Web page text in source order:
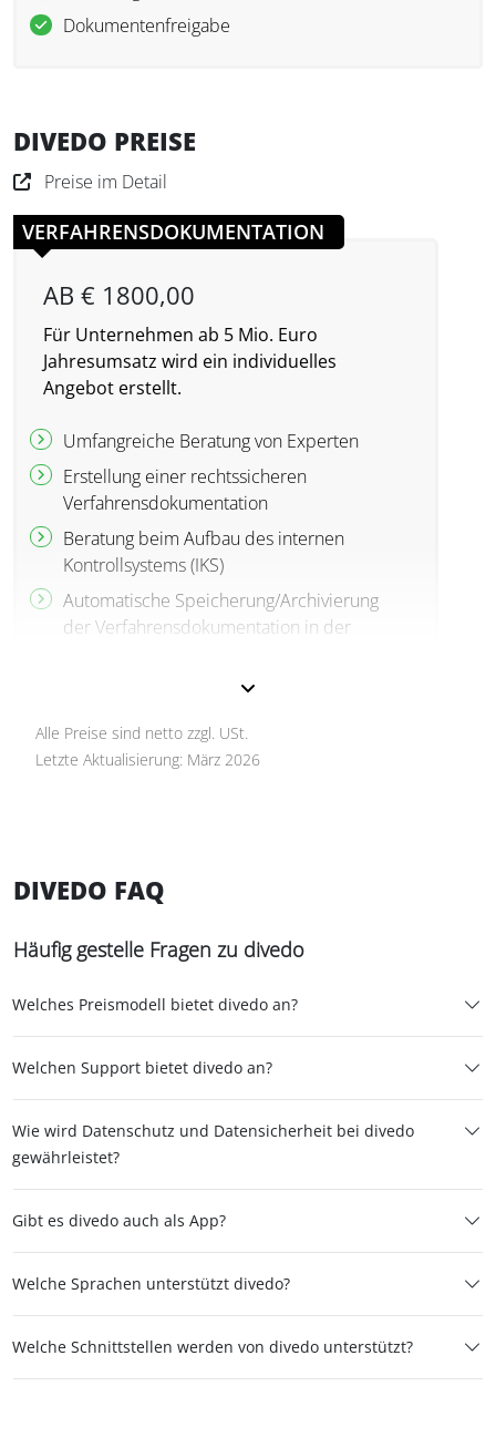
Dokumentenfreigabe
DIVEDO PREISE
Preise im Detail
VERFAHRENSDOKUMENTATION
AB € 1800,00
Für Unternehmen ab 5 Mio. Euro
Jahresumsatz wird ein individuelles
Angebot erstellt.
Umfangreiche Beratung von Experten
Erstellung einer rechtssicheren
Verfahrensdokumentation
Beratung beim Aufbau des internen
Kontrollsystems (IKS)
Automatische Speicherung/Archivierung
der Verfahrensdokumentation in der
Kleine Verfahrensdokumentation: 1800 €
Standard Verfahrensdokumentation: 4890 €
Große Verfahrensdokumentation:
Alle Preise sind netto zzgl. USt.
Letzte Aktualisierung: März 2026
DIVEDO FAQ
Häufig gestelle Fragen zu divedo
Welches Preismodell bietet divedo an?
Welchen Support bietet divedo an?
Wie wird Datenschutz und Datensicherheit bei divedo
gewährleistet?
Gibt es divedo auch als App?
Welche Sprachen unterstützt divedo?
Welche Schnittstellen werden von divedo unterstützt?